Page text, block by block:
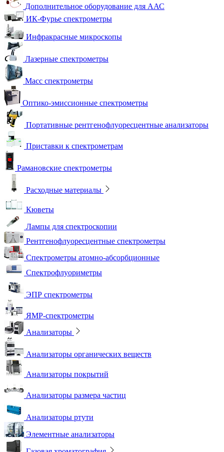
Дополнительное оборудование для ААС
ИК-Фурье спектрометры
Инфракрасные микроскопы
Лазерные спектрометры
Масс спектрометры
Оптико-эмиссионные спектрометры
Портативные рентгенофлуоресцентные анализаторы
Приставки к спектрометрам
Рамановские спектрометры
Расходные материалы
Кюветы
Лампы для спектроскопии
Рентгенофлуоресцентные спектрометры
Спектрометры атомно-абсорбционные
Спектрофлуориметры
ЭПР спектрометры
ЯМР-спектрометры
Анализаторы
Анализаторы органических веществ
Анализаторы покрытий
Анализаторы размера частиц
Анализаторы ртути
Элементные анализаторы